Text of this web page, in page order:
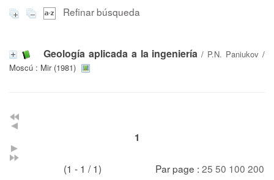
Refinar búsqueda
Geología aplicada a la ingeniería / P.N. Paniukov /
Moscú : Mir (1981)
1
(1 - 1 / 1) Par page : 25 50 100 200